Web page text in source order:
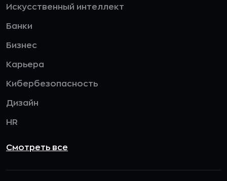
Искусственный интеллект
Банки
Бизнес
Карьера
Кибербезопасность
Дизайн
HR
Смотреть все